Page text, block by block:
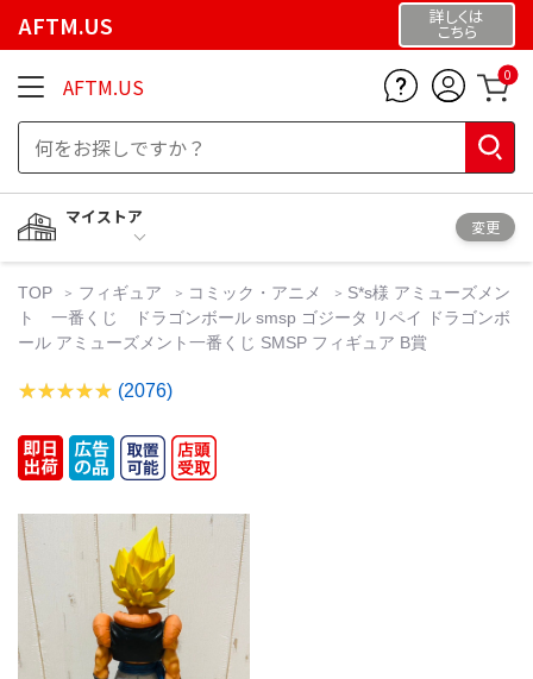
AFTM.US 詳しくは
こちら
AFTM.US 0
マイストア
変更
TOP フィギュア コミック・アニメ
S*s様 アミューズメン
ト 一番くじ ドラゴンボール smsp ゴジータ リペイ ドラゴンボ
ール アミューズメント一番くじ SMSP フィギュア B賞
(2076)